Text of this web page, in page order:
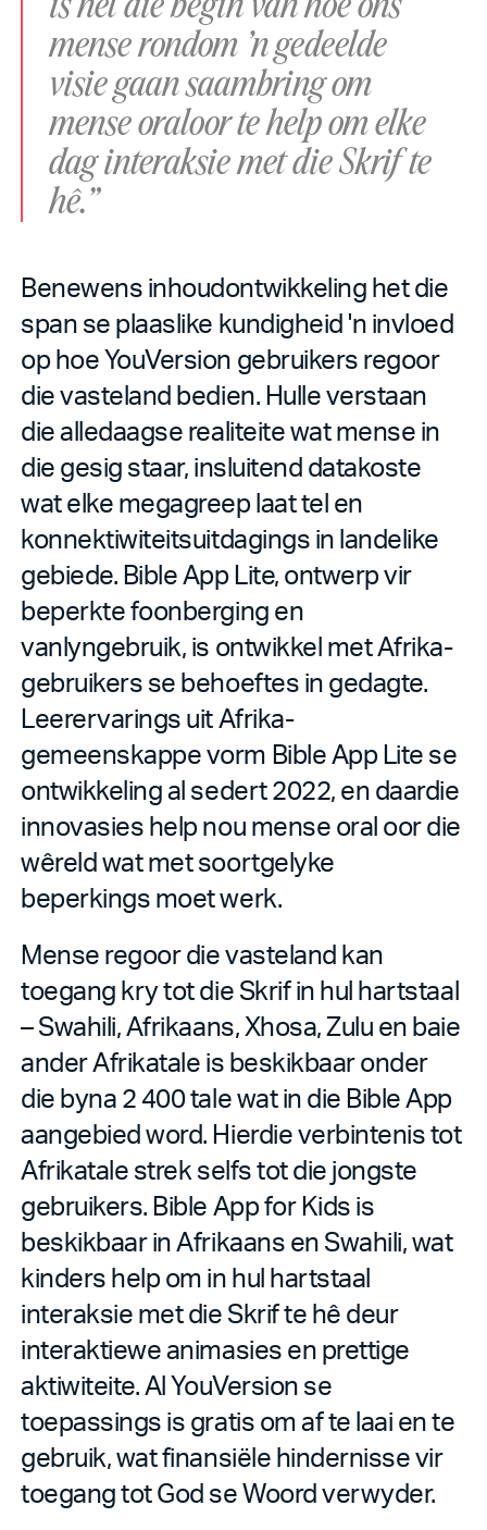
mense rondom ’n gedeelde
visie gaan saambring om
mense oraloor te help om elke
dag interaksie met die Skrif te
hê.”
Benewens inhoudontwikkeling het die
span se plaaslike kundigheid 'n invloed
op hoe YouVersion gebruikers regoor
die vasteland bedien. Hulle verstaan
die alledaagse realiteite wat mense in
die gesig staar, insluitend datakoste
wat elke megagreep laat tel en
konnektiwiteitsuitdagings in landelike
gebiede. Bible App Lite, ontwerp vir
beperkte foonberging en
vanlyngebruik, is ontwikkel met Afrika-
gebruikers se behoeftes in gedagte.
Leerervarings uit Afrika-
gemeenskappe vorm Bible App Lite se
ontwikkeling al sedert 2022, en daardie
innovasies help nou mense oral oor die
wêreld wat met soortgelyke
beperkings moet werk.
Mense regoor die vasteland kan
toegang kry tot die Skrif in hul hartstaal
– Swahili, Afrikaans, Xhosa, Zulu en baie
ander Afrikatale is beskikbaar onder
die byna 2 400 tale wat in die Bible App
aangebied word. Hierdie verbintenis tot
Afrikatale strek selfs tot die jongste
gebruikers. Bible App for Kids is
beskikbaar in Afrikaans en Swahili, wat
kinders help om in hul hartstaal
interaksie met die Skrif te hê deur
interaktiewe animasies en prettige
aktiwiteite. Al YouVersion se
toepassings is gratis om af te laai en te
gebruik, wat finansiële hindernisse vir
toegang tot God se Woord verwyder.